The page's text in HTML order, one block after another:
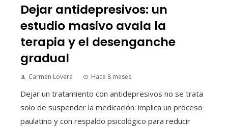
Dejar antidepresivos: un
estudio masivo avala la
terapia y el desenganche
gradual
Carmen Lovera Hace 8 meses
Dejar un tratamiento con antidepresivos no se trata
solo de suspender la medicación: implica un proceso
paulatino y con respaldo psicológico para reducir